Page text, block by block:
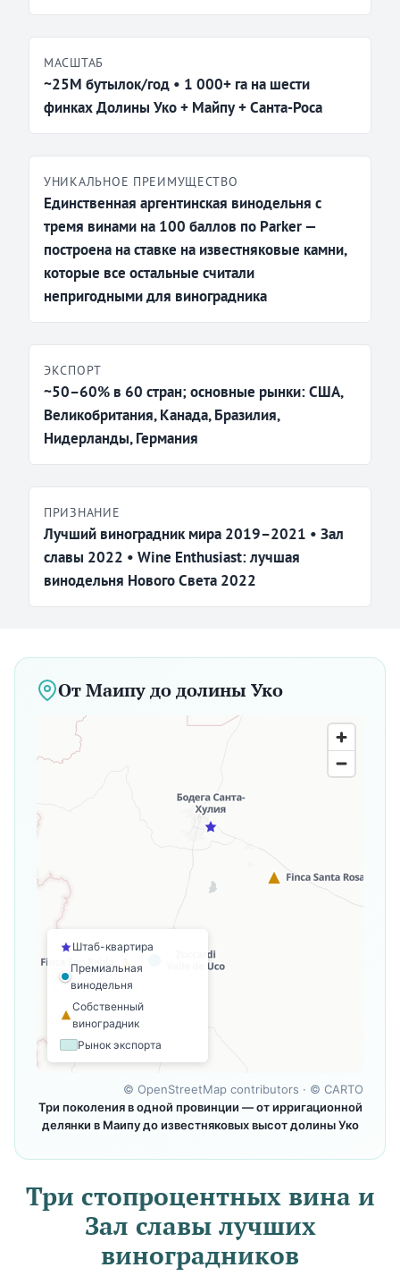
МАСШТАБ
~25M бутылок/год • 1 000+ га на шести
финках Долины Уко + Майпу + Санта-Роса
УНИКАЛЬНОЕ ПРЕИМУЩЕСТВО
Единственная аргентинская винодельня с
тремя винами на 100 баллов по Parker —
построена на ставке на известняковые камни,
которые все остальные считали
непригодными для виноградника
ЭКСПОРТ
~50–60% в 60 стран; основные рынки: США,
Великобритания, Канада, Бразилия,
Нидерланды, Германия
ПРИЗНАНИЕ
Лучший виноградник мира 2019–2021 • Зал
славы 2022 • Wine Enthusiast: лучшая
винодельня Нового Света 2022
От Маипу до долины Уко
Штаб-квартира
Премиальная
винодельня
Собственный
виноградник
Рынок экспорта
© OpenStreetMap contributors · © CARTO
Три поколения в одной провинции — от ирригационной
делянки в Маипу до известняковых высот долины Уко
Три стопроцентных вина и
Зал славы лучших
виноградников